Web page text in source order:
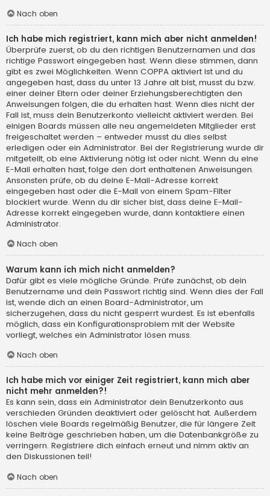
Nach oben
Ich habe mich registriert, kann mich aber nicht anmelden!
Überprüfe zuerst, ob du den richtigen Benutzernamen und das
richtige Passwort eingegeben hast. Wenn diese stimmen, dann
gibt es zwei Möglichkeiten. Wenn COPPA aktiviert ist und du
angegeben hast, dass du unter 13 Jahre alt bist, musst du bzw.
einer deiner Eltern oder deiner Erziehungsberechtigten den
Anweisungen folgen, die du erhalten hast. Wenn dies nicht der
Fall ist, muss dein Benutzerkonto vielleicht aktiviert werden. Bei
einigen Boards müssen alle neu angemeldeten Mitglieder erst
freigeschaltet werden – entweder musst du dies selbst
erledigen oder ein Administrator. Bei der Registrierung wurde dir
mitgeteilt, ob eine Aktivierung nötig ist oder nicht. Wenn du eine
E-Mail erhalten hast, folge den dort enthaltenen Anweisungen.
Ansonsten prüfe, ob du deine E-Mail-Adresse korrekt
eingegeben hast oder die E-Mail von einem Spam-Filter
blockiert wurde. Wenn du dir sicher bist, dass deine E-Mail-
Adresse korrekt eingegeben wurde, dann kontaktiere einen
Administrator.
Nach oben
Warum kann ich mich nicht anmelden?
Dafür gibt es viele mögliche Gründe. Prüfe zunächst, ob dein
Benutzername und dein Passwort richtig sind. Wenn dies der Fall
ist, wende dich an einen Board-Administrator, um
sicherzugehen, dass du nicht gesperrt wurdest. Es ist ebenfalls
möglich, dass ein Konfigurationsproblem mit der Website
vorliegt, welches ein Administrator lösen muss.
Nach oben
Ich habe mich vor einiger Zeit registriert, kann mich aber
nicht mehr anmelden?!
Es kann sein, dass ein Administrator dein Benutzerkonto aus
verschieden Gründen deaktiviert oder gelöscht hat. Außerdem
löschen viele Boards regelmäßig Benutzer, die für längere Zeit
keine Beiträge geschrieben haben, um die Datenbankgröße zu
verringern. Registriere dich einfach erneut und nimm aktiv an
den Diskussionen teil!
Nach oben